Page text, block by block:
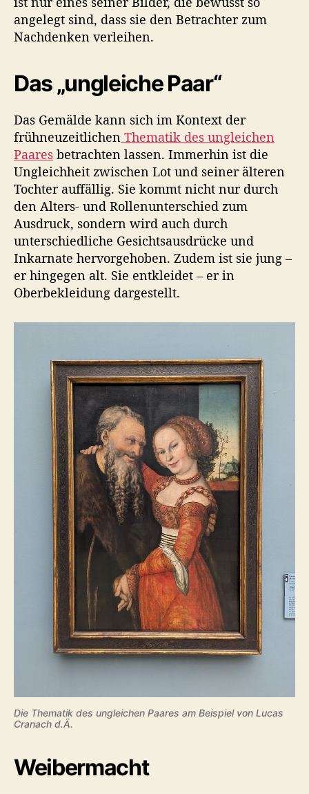
angelegt sind, dass sie den Betrachter zum
Nachdenken verleihen.
Das „ungleiche Paar“
Das Gemälde kann sich im Kontext der
frühneuzeitlichen Thematik des ungleichen
Paares betrachten lassen. Immerhin ist die
Ungleichheit zwischen Lot und seiner älteren
Tochter auffällig. Sie kommt nicht nur durch
den Alters- und Rollenunterschied zum
Ausdruck, sondern wird auch durch
unterschiedliche Gesichtsausdrücke und
Inkarnate hervorgehoben. Zudem ist sie jung –
er hingegen alt. Sie entkleidet – er in
Oberbekleidung dargestellt.
Die Thematik des ungleichen Paares am Beispiel von Lucas
Cranach d.Ä.
Weibermacht